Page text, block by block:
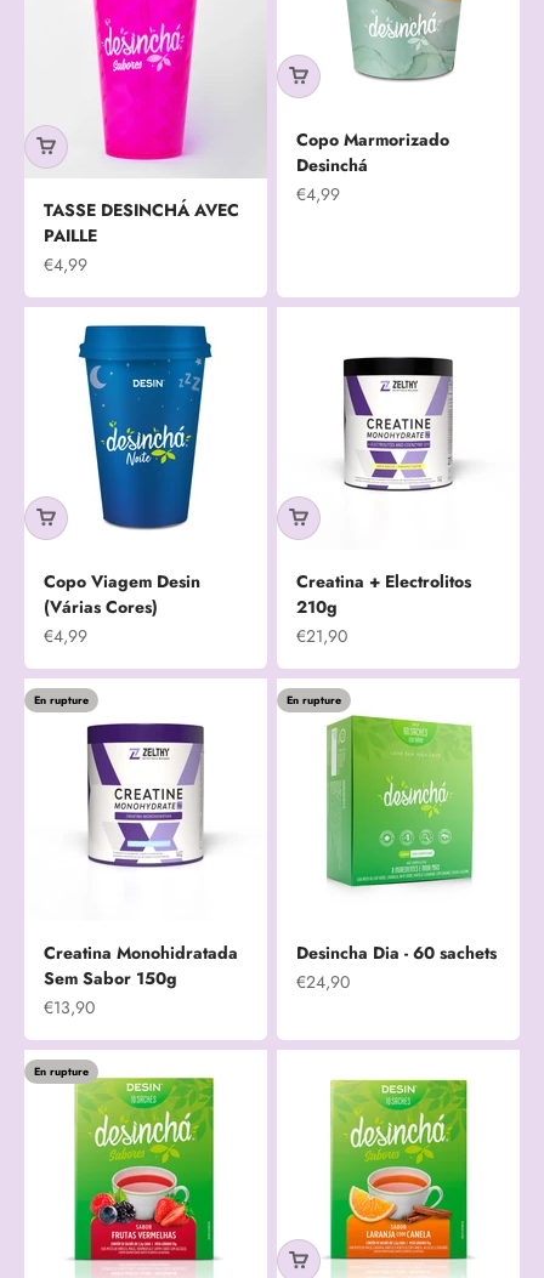
TASSE DESINCHÁ AVEC
PAILLE
Prix de vente
€4,99
Copo Marmorizado
Desinchá
Prix de vente
€4,99
Copo Viagem Desin
(Várias Cores)
Prix de vente
€4,99
Creatina + Electrolitos
210g
Prix de vente
€21,90
En rupture
Creatina Monohidratada
Sem Sabor 150g
Prix de vente
€13,90
En rupture
Desincha Dia - 60 sachets
Prix de vente
€24,90
En rupture